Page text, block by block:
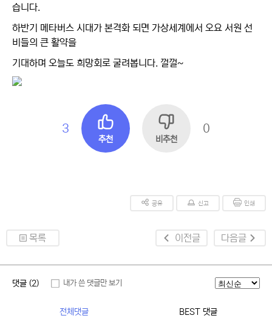
습니다.
하반기 메타버스 시대가 본격화 되면 가상세계에서 오요 서원 선
비들의 큰 활약을
기대하며 오늘도 희망회로 굴려봅니다. 껄껄~
3
추천 비추천
0
공유 신고 인쇄
목록 이전글 다음글
댓글 (2) 내가 쓴 댓글만 보기
전체댓글 BEST 댓글